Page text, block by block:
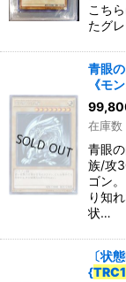
特集:
こち
たグ
青眼
《モ
在庫数
青眼
族/攻
ゴン
り知
状…
〔状
{